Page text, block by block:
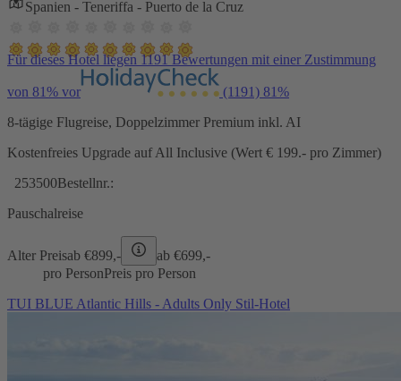
Spanien - Teneriffa - Puerto de la Cruz
Für dieses Hotel liegen 1191 Bewertungen mit einer Zustimmung
von 81% vor (1191) 81%
8-tägige Flugreise, Doppelzimmer Premium inkl. AI
Kostenfreies Upgrade auf All Inclusive (Wert € 199.- pro Zimmer)
253500Bestellnr.:
Pauschalreise
Alter Preisab €899,- ab €699,-
pro PersonPreis pro Person
TUI BLUE Atlantic Hills - Adults Only Stil-Hotel